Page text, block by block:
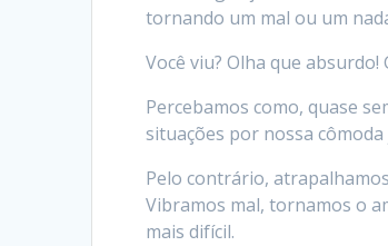
tornando um mal ou um
Você viu? Olha que
Percebamos como, quase
situações por nossa
Pelo contrário,
Vibramos mal, tornamos o
mais difícil.